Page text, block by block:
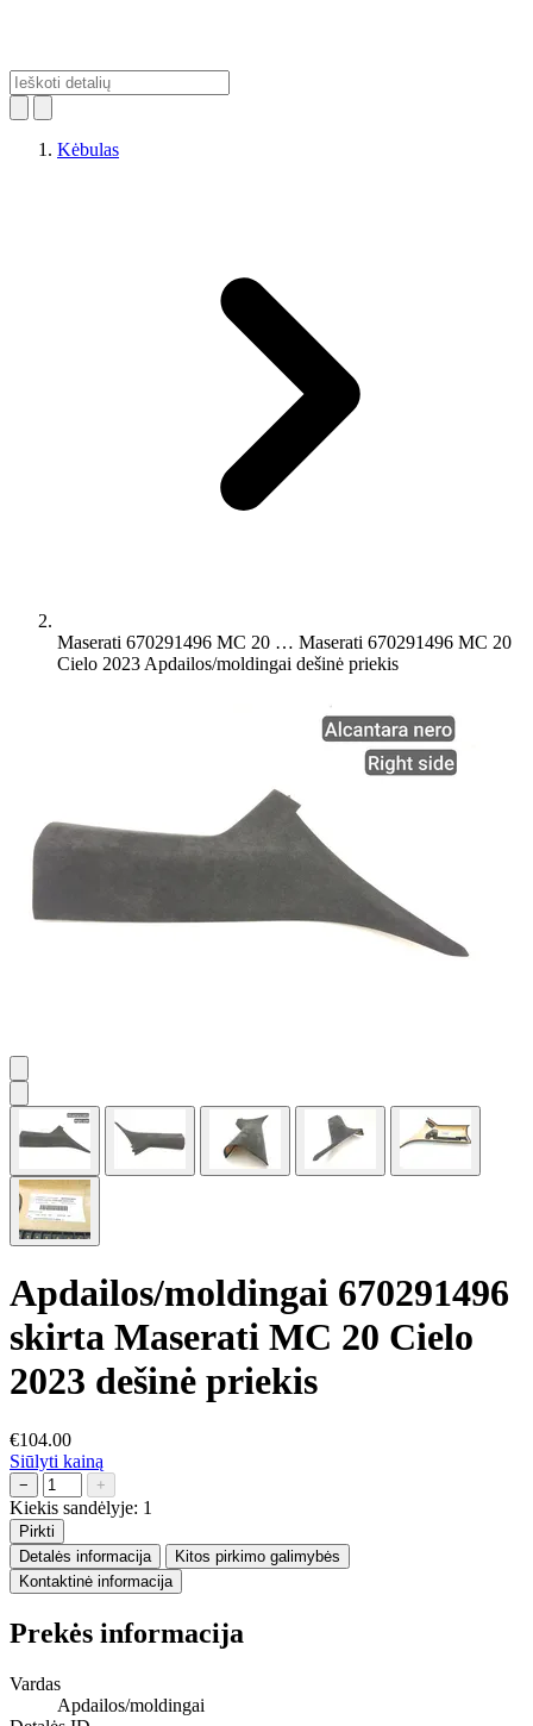
Kėbulas
Maserati 670291496 MC 20 … Maserati 670291496 MC 20
Cielo 2023 Apdailos/moldingai dešinė priekis
Apdailos/moldingai 670291496
skirta Maserati MC 20 Cielo
2023 dešinė priekis
€104.00
Siūlyti kainą
− +
Kiekis sandėlyje: 1
Pirkti
Detalės informacija
Kitos pirkimo galimybės
Kontaktinė informacija
Prekės informacija
Vardas
Apdailos/moldingai